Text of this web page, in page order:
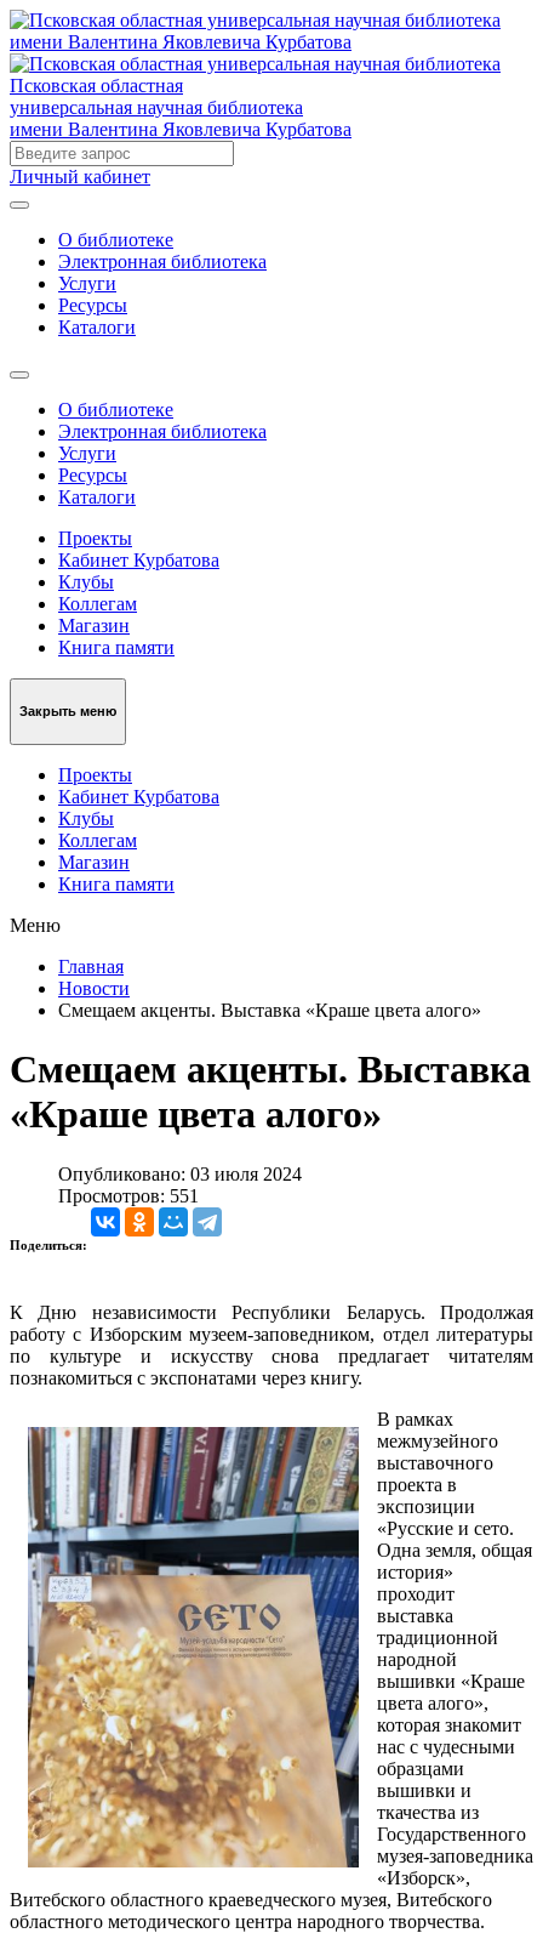
Псковская областная
универсальная научная библиотека
имени Валентина Яковлевича Курбатова
Личный кабинет
О библиотеке
Электронная библиотека
Услуги
Ресурсы
Каталоги
О библиотеке
Электронная библиотека
Услуги
Ресурсы
Каталоги
Проекты
Кабинет Курбатова
Клубы
Коллегам
Магазин
Книга памяти
Закрыть меню
Проекты
Кабинет Курбатова
Клубы
Коллегам
Магазин
Книга памяти
Меню
Главная
Новости
Смещаем акценты. Выставка «Краше цвета алого»
Смещаем акценты. Выставка
«Краше цвета алого»
Опубликовано: 03 июля 2024
Просмотров: 551
Поделиться:
К Дню независимости Республики Беларусь. Продолжая
работу с Изборским музеем-заповедником, отдел литературы
по культуре и искусству снова предлагает читателям
познакомиться с экспонатами через книгу.
В рамках
межмузейного
выставочного
проекта в
экспозиции
«Русские и сето.
Одна земля, общая
история»
проходит
выставка
традиционной
народной
вышивки «Краше
цвета алого»,
которая знакомит
нас с чудесными
образцами
вышивки и
ткачества из
Государственного
музея-заповедника
«Изборск»,
Витебского областного краеведческого музея, Витебского
областного методического центра народного творчества.